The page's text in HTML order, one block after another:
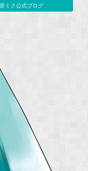
ミク公式ブログ